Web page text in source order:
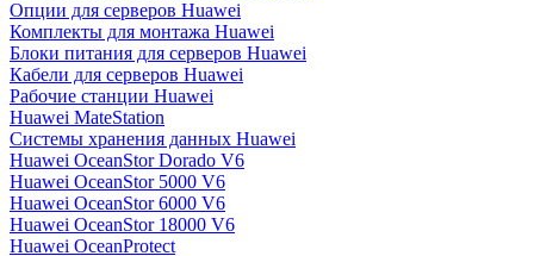
Опции для серверов Huawei
Комплекты для монтажа Huawei
Блоки питания для серверов Huawei
Кабели для серверов Huawei
Рабочие станции Huawei
Huawei MateStation
Системы хранения данных Huawei
Huawei OceanStor Dorado V6
Huawei OceanStor 5000 V6
Huawei OceanStor 6000 V6
Huawei OceanStor 18000 V6
Huawei OceanProtect